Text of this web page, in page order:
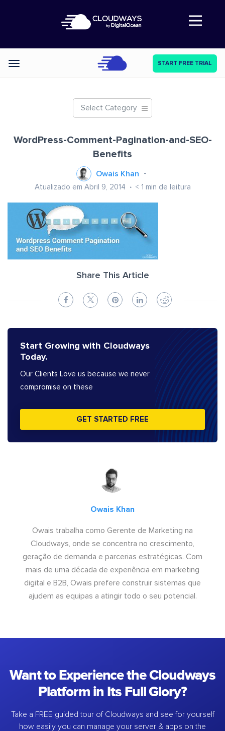
Abre a navegação
Categories START FREE TRIAL
Select Category
WordPress-Comment-Pagination-and-SEO-
Benefits
Owais Khan
Atualizado em Abril 9, 2014 < 1 min de leitura
Share This Article
Start Growing with Cloudways
Today.
Our Clients Love us because we never
compromise on these
GET STARTED FREE
Owais Khan
Owais trabalha como Gerente de Marketing na
Cloudways, onde se concentra no crescimento,
geração de demanda e parcerias estratégicas. Com
mais de uma década de experiência em marketing
digital e B2B, Owais prefere construir sistemas que
ajudem as equipas a atingir todo o seu potencial.
Want to Experience the Cloudways
Platform in Its Full Glory?
Take a FREE guided tour of Cloudways and see for yourself
how easily you can manage your server & apps on the